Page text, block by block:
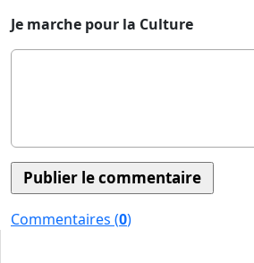
Je marche pour la Culture
Commentaires (0)